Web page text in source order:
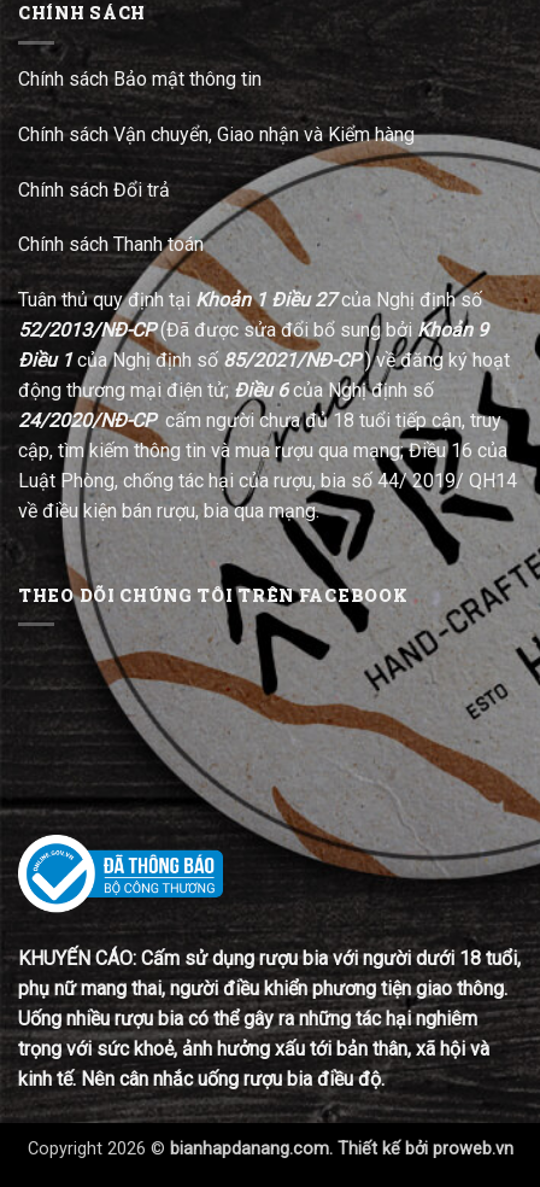
CHÍNH SÁCH
Chính sách Bảo mật thông tin
Chính sách Vận chuyển, Giao nhận và Kiểm hàng
Chính sách Đổi trả
Chính sách Thanh toán
Tuân thủ quy định tại Khoản 1 Điều 27của Nghị định số
52/2013/NĐ-CP(Đã được sửa đổi bổ sung bởi Khoản 9
Điều 1của Nghị định số 85/2021/NĐ-CP) về đăng ký hoạt
động thương mại điện tử; Điều 6của Nghị định số
24/2020/NĐ-CPcấm người chưa đủ 18 tuổi tiếp cận, truy
cập, tìm kiếm thông tin và mua rượu qua mạng; Điều 16 của
Luật Phòng, chống tác hại của rượu, bia số 44/ 2019/ QH14
về điều kiện bán rượu, bia qua mạng.
THEO DÕI CHÚNG TÔI TRÊN FACEBOOK
KHUYẾN CÁO: Cấm sử dụng rượu bia với người dưới 18 tuổi,
phụ nữ mang thai, người điều khiển phương tiện giao thông.
Uống nhiều rượu bia có thể gây ra những tác hại nghiêm
trọng với sức khoẻ, ảnh hưởng xấu tới bản thân, xã hội và
kinh tế. Nên cân nhắc uống rượu bia điều độ.
Copyright 2026 © bianhapdanang.com. Thiết kế bởi proweb.vn